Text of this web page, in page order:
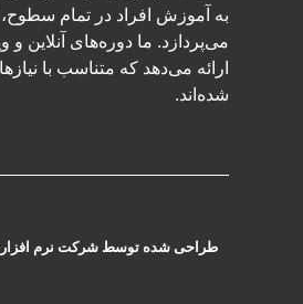
به آموزش افراد در تمام سطوح،
می‌پردازد. ما دوره‌های آنلاین و
ارائه می‌دهد که متناسب با
شده‌اند.
طراحی شده توسط شرکت نرم